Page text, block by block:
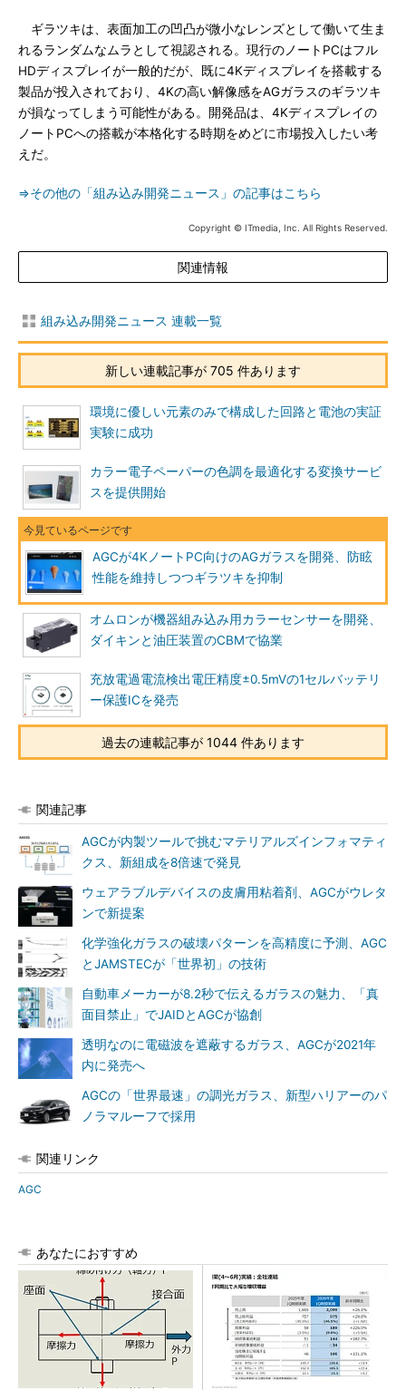
ギラツキは、表面加工の凹凸が微小なレンズとして働いて生ま
れるランダムなムラとして視認される。現行のノートPCはフル
HDディスプレイが一般的だが、既に4Kディスプレイを搭載する
製品が投入されており、4Kの高い解像感をAGガラスのギラツキ
が損なってしまう可能性がある。開発品は、4Kディスプレイの
ノートPCへの搭載が本格化する時期をめどに市場投入したい考
えだ。
⇒その他の「組み込み開発ニュース」の記事はこちら
Copyright © ITmedia, Inc. All Rights Reserved.
関連情報
組み込み開発ニュース 連載一覧
新しい連載記事が 705 件あります
環境に優しい元素のみで構成した回路と電池の実証
実験に成功
カラー電子ペーパーの色調を最適化する変換サービ
スを提供開始
AGCが4KノートPC向けのAGガラスを開発、防眩
性能を維持しつつギラツキを抑制
オムロンが機器組み込み用カラーセンサーを開発、
ダイキンと油圧装置のCBMで協業
充放電過電流検出電圧精度±0.5mVの1セルバッテリ
ー保護ICを発売
過去の連載記事が 1044 件あります
関連記事
AGCが内製ツールで挑むマテリアルズインフォマティ
クス、新組成を8倍速で発見
ウェアラブルデバイスの皮膚用粘着剤、AGCがウレタ
ンで新提案
化学強化ガラスの破壊パターンを高精度に予測、AGC
とJAMSTECが「世界初」の技術
自動車メーカーが8.2秒で伝えるガラスの魅力、「真
面目禁止」でJAIDとAGCが協創
透明なのに電磁波を遮蔽するガラス、AGCが2021年
内に発売へ
AGCの「世界最速」の調光ガラス、新型ハリアーのパ
ノラマルーフで採用
関連リンク
AGC
あなたにおすすめ